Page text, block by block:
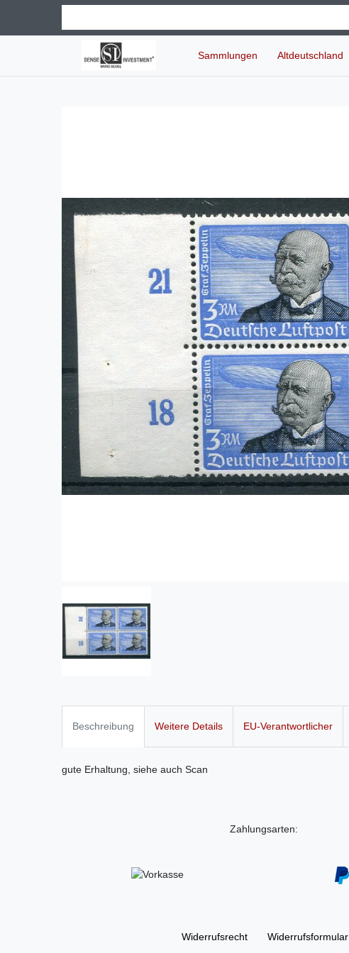
Sammlungen Altdeutschland
Beschreibung Weitere Details EU-Verantwortlicher
gute Erhaltung, siehe auch Scan
Zahlungsarten:
Widerrufs­recht Widerrufs­formular